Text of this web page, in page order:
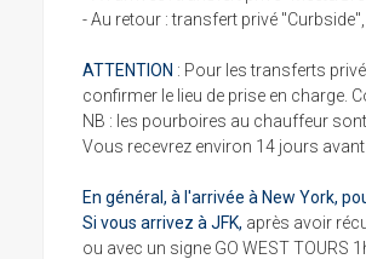
- Au retour : transfert privé
ATTENTION : Pour les transferts
confirmer le lieu de prise en charge.
NB : les pourboires au chauffeur
Vous recevrez environ 14 jours
En général, à l'arrivée à New York,
Si vous arrivez à JFK, après avoir
ou avec un signe GO WEST TOURS